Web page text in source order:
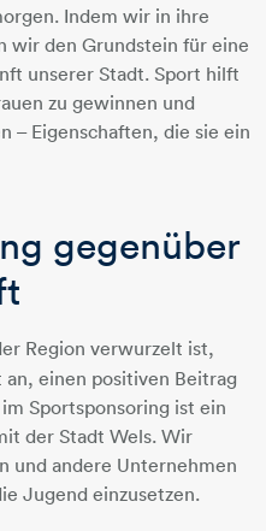
Indem wir in ihre
wir den Grundstein für eine
unserer Stadt. Sport hilft
zu gewinnen und
– Eigenschaften, die sie ein
gegenüber
Region verwurzelt ist,
einen positiven Beitrag
Sportsponsoring ist ein
der Stadt Wels. Wir
und andere Unternehmen
Jugend einzusetzen.